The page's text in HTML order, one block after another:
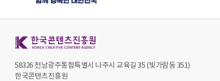
58326 전남광주통합특별시 나주시 교육길 35 (빛가람동 351)
한국콘텐츠진흥원